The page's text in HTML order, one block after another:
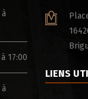
17:00
LIENS